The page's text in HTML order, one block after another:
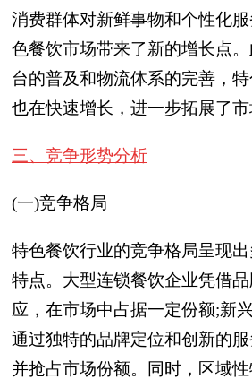
消费群体对新鲜事物和个性化
色餐饮市场带来了新的增长点
台的普及和物流体系的完善，
也在快速增长，进一步拓展了市
三、竞争形势分析
(一)竞争格局
特色餐饮行业的竞争格局呈现
特点。大型连锁餐饮企业凭借
应，在市场中占据一定份额;新
通过独特的品牌定位和创新的
并抢占市场份额。同时，区域